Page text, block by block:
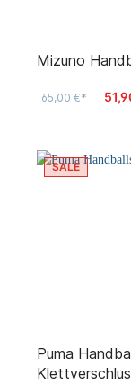
Mizuno
65,00 €*
SALE
Puma